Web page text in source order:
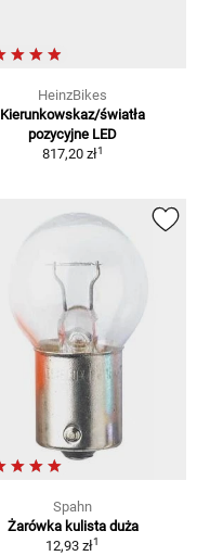
HeinzBikes
Kierunkowskaz/światła
pozycyjne LED
817,20 zł1
Spahn
Żarówka kulista duża
12,93 zł1